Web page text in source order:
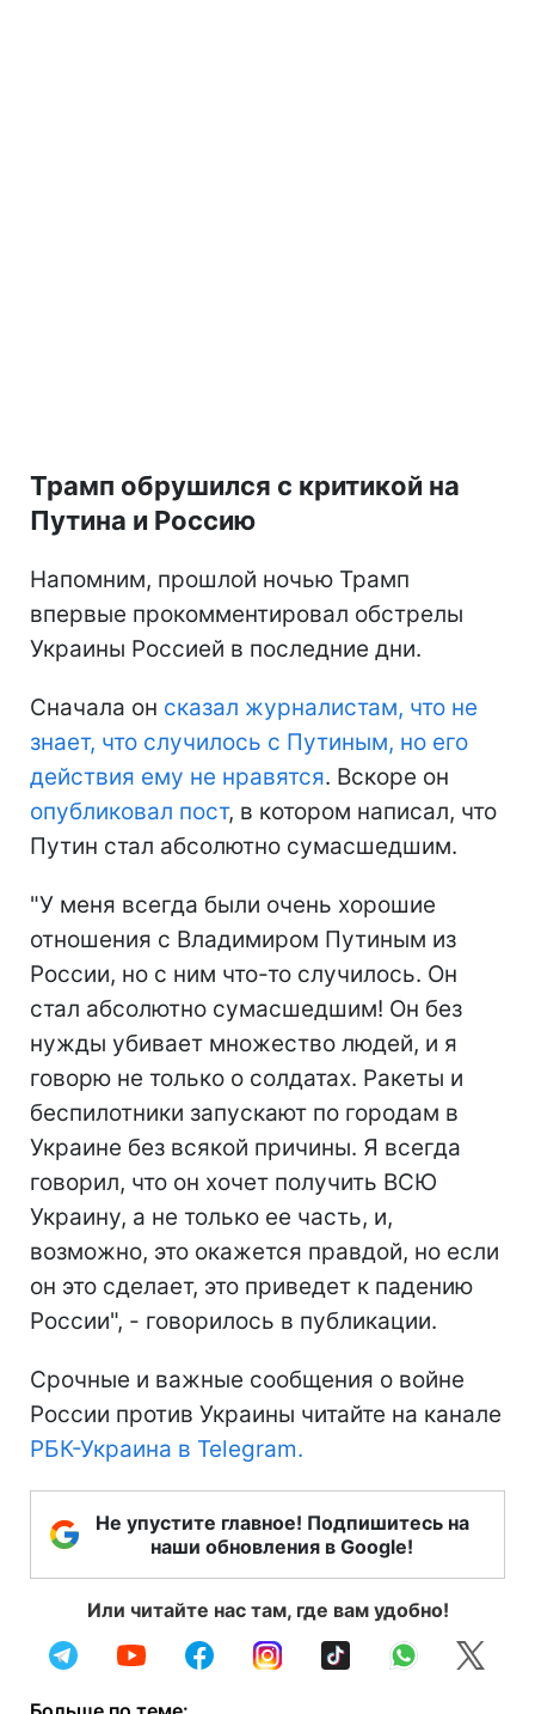
Трамп обрушился с критикой на
Путина и Россию
Напомним, прошлой ночью Трамп
впервые прокомментировал обстрелы
Украины Россией в последние дни.
Сначала он сказал журналистам, что не
знает, что случилось с Путиным, но его
действия ему не нравятся. Вскоре он
опубликовал пост, в котором написал, что
Путин стал абсолютно сумасшедшим.
"У меня всегда были очень хорошие
отношения с Владимиром Путиным из
России, но с ним что-то случилось. Он
стал абсолютно сумасшедшим! Он без
нужды убивает множество людей, и я
говорю не только о солдатах. Ракеты и
беспилотники запускают по городам в
Украине без всякой причины. Я всегда
говорил, что он хочет получить ВСЮ
Украину, а не только ее часть, и,
возможно, это окажется правдой, но если
он это сделает, это приведет к падению
России", - говорилось в публикации.
Срочные и важные сообщения о войне
России против Украины читайте на канале
РБК-Украина в Telegram.
Не упустите главное! Подпишитесь на
наши обновления в Google!
Или читайте нас там, где вам удобно!